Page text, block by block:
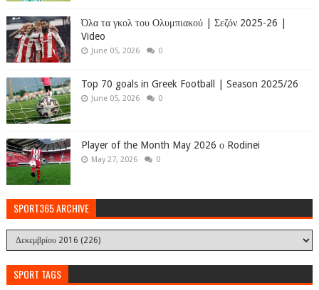
Όλα τα γκολ του Ολυμπιακού | Σεζόν 2025-26 |
Video
June 05, 2026 0
Top 70 goals in Greek Football | Season 2025/26
June 05, 2026 0
Player of the Month May 2026 ο Rodinei
May 27, 2026 0
SPORT365 ARCHIVE
SPORT TAGS